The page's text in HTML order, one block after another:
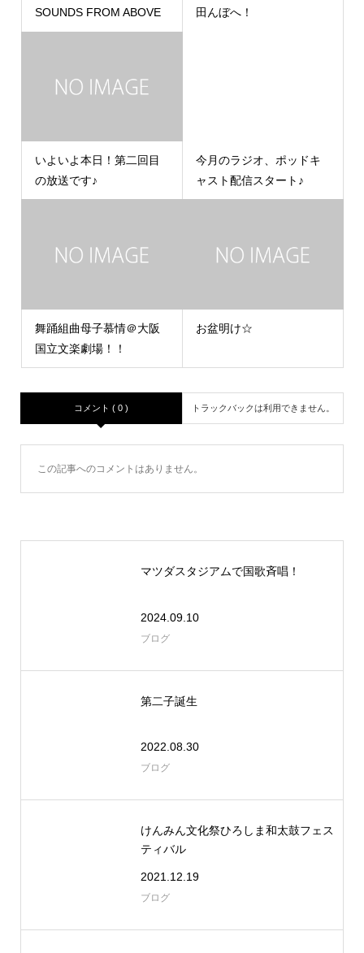
SOUNDS FROM ABOVE 田んぼへ！
いよいよ本日！第二回目
の放送です♪
今月のラジオ、ポッドキ
ャスト配信スタート♪
舞踊組曲母子慕情＠大阪
国立文楽劇場！！
お盆明け☆
コメント ( 0 ) トラックバックは利用できません。
この記事へのコメントはありません。
マツダスタジアムで国歌斉唱！
2024.09.10
ブログ
第二子誕生
2022.08.30
ブログ
けんみん文化祭ひろしま和太鼓フェス
ティバル
2021.12.19
ブログ